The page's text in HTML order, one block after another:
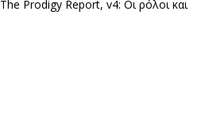
The Prodigy Report, v4: Οι ρόλοι και